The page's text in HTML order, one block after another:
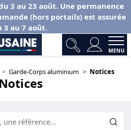
3 au 23 août. Une permanence
(hors portails) est assurée
3 au 7 août.
MENU
Garde-Corps aluminium Notices
Notices